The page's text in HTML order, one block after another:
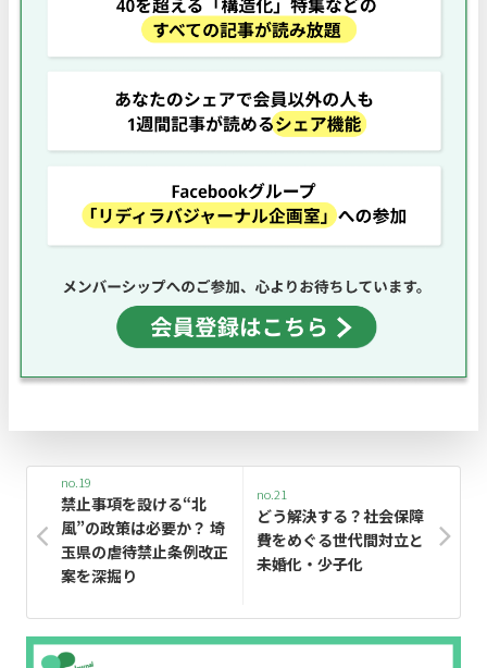
no.19
禁止事項を設ける“北
風”の政策は必要か？ 埼
玉県の虐待禁止条例改正
案を深掘り
no.21
どう解決する？社会保障
費をめぐる世代間対立と
未婚化・少子化